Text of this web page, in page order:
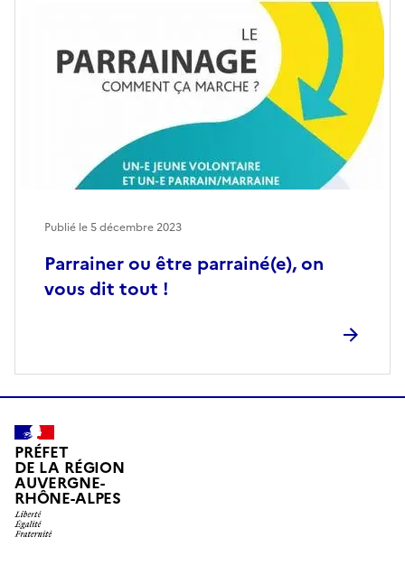
Parrainer ou être parrainé(e), on
vous dit tout !
Publié le5 décembre 2023
PRÉFET
DE LA RÉGION
AUVERGNE-
RHÔNE-ALPES